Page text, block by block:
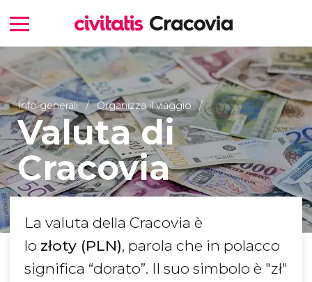
Info generali Organizza il viaggio
Valuta di
Cracovia
La valuta della Cracovia è
lo złoty (PLN), parola che in polacco
significa “dorato”. Il suo simbolo è "zł"